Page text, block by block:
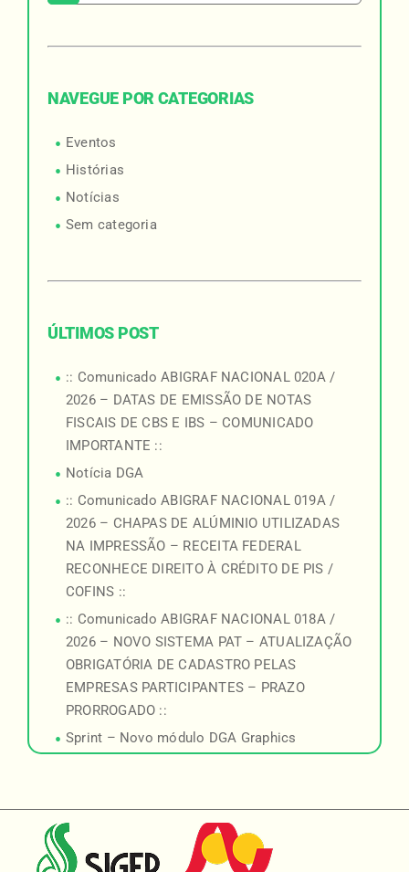
NAVEGUE POR CATEGORIAS
Eventos
Histórias
Notícias
Sem categoria
ÚLTIMOS POST
:: Comunicado ABIGRAF NACIONAL 020A /
2026 – DATAS DE EMISSÃO DE NOTAS
FISCAIS DE CBS E IBS – COMUNICADO
IMPORTANTE ::
Notícia DGA
:: Comunicado ABIGRAF NACIONAL 019A /
2026 – CHAPAS DE ALÚMINIO UTILIZADAS
NA IMPRESSÃO – RECEITA FEDERAL
RECONHECE DIREITO À CRÉDITO DE PIS /
COFINS ::
:: Comunicado ABIGRAF NACIONAL 018A /
2026 – NOVO SISTEMA PAT – ATUALIZAÇÃO
OBRIGATÓRIA DE CADASTRO PELAS
EMPRESAS PARTICIPANTES – PRAZO
PRORROGADO ::
Sprint – Novo módulo DGA Graphics